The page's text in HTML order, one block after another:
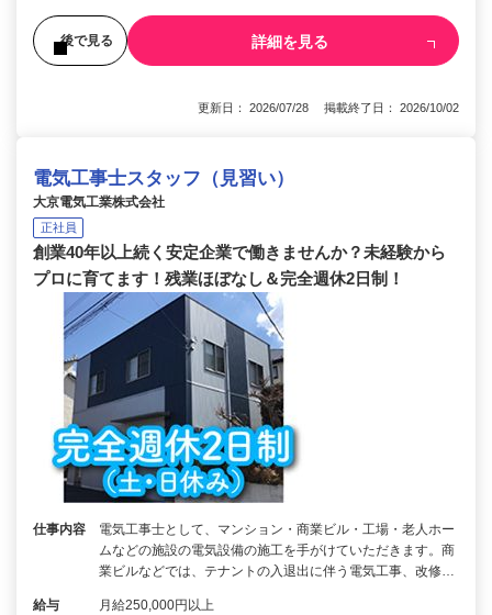
後で見る 詳細を見る
更新日： 2026/07/28 掲載終了日： 2026/10/02
電気工事士スタッフ（見習い）
大京電気工業株式会社
正社員
創業40年以上続く安定企業で働きませんか？未経験から
プロに育てます！残業ほぼなし＆完全週休2日制！
仕事内容
電気工事士として、マンション・商業ビル・工場・老人ホー
ムなどの施設の電気設備の施工を手がけていただきます。商
業ビルなどでは、テナントの入退出に伴う電気工事、改修…
給与 月給250,000円以上